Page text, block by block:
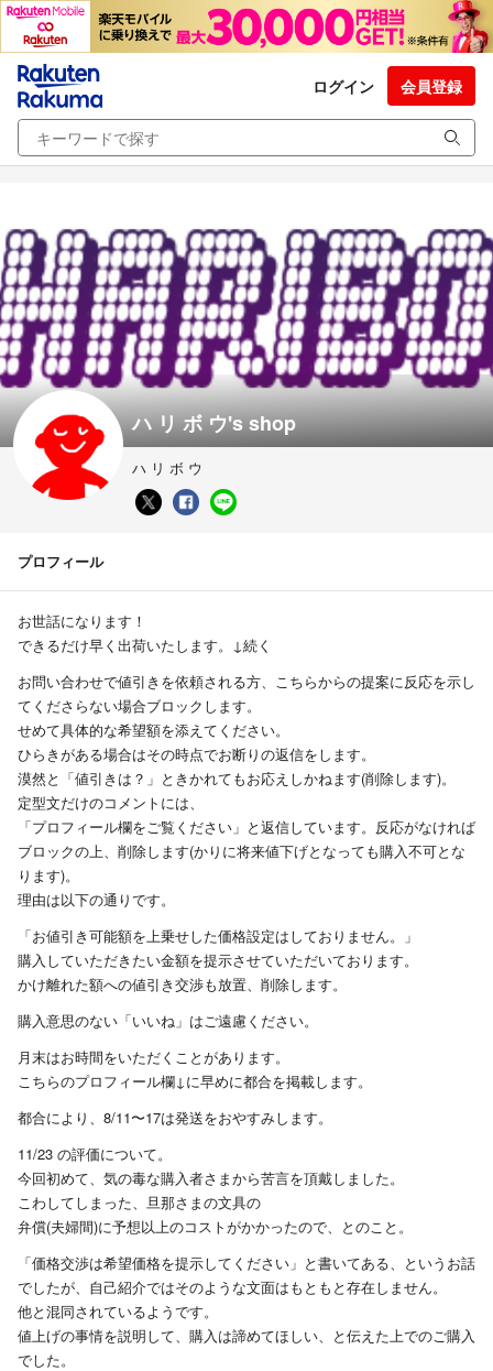
ログイン 会員登録
ハ リ ボ ウ's shop
ハ リ ボ ウ
プロフィール
お世話になります！
できるだけ早く出荷いたします。↓続く
お問い合わせで値引きを依頼される方、こちらからの提案に反応を示し
てくださらない場合ブロックします。
せめて具体的な希望額を添えてください。
ひらきがある場合はその時点でお断りの返信をします。
漠然と「値引きは？」ときかれてもお応えしかねます(削除します)。
定型文だけのコメントには、
「プロフィール欄をご覧ください」と返信しています。反応がなければ
ブロックの上、削除します(かりに将来値下げとなっても購入不可とな
ります)。
理由は以下の通りです。
「お値引き可能額を上乗せした価格設定はしておりません。」
購入していただきたい金額を提示させていただいております。
かけ離れた額への値引き交渉も放置、削除します。
購入意思のない「いいね」はご遠慮ください。
月末はお時間をいただくことがあります。
こちらのプロフィール欄↓に早めに都合を掲載します。
都合により、8/11〜17は発送をおやすみします。
11/23 の評価について。
今回初めて、気の毒な購入者さまから苦言を頂戴しました。
こわしてしまった、旦那さまの文具の
弁償(夫婦間)に予想以上のコストがかかったので、とのこと。
「価格交渉は希望価格を提示してください」と書いてある、というお話
でしたが、自己紹介ではそのような文面はもともと存在しません。
他と混同されているようです。
値上げの事情を説明して、購入は諦めてほしい、と伝えた上でのご購入
でした。